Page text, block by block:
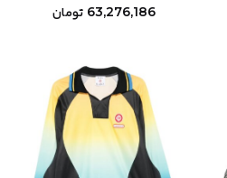
63,276,186 تومان